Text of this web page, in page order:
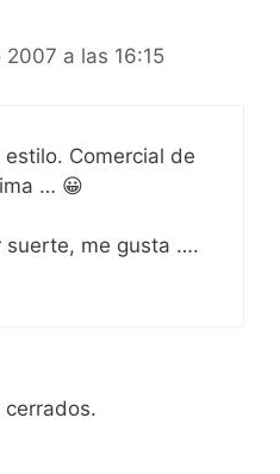
a las 16:15
Comercial de
… 😀
suerte, me gusta ….